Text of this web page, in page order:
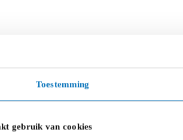
Toestemming
gebruik van cookies